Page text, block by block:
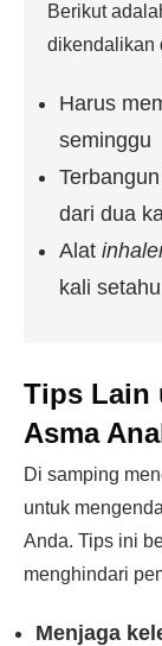
Berikut
dikendalikan
Harus
seminggu
dari dua
Alat
kali
Tips Lain
Asma
Di samping
untuk
Anda. Tips ini
menghindari
Menjaga